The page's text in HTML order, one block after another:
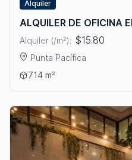
Alquiler
ALQUILER DE OFICINA
Alquiler (/m²): $15.80
Punta Pacífica
Ver detalles: ALQUILER DE
714 m²